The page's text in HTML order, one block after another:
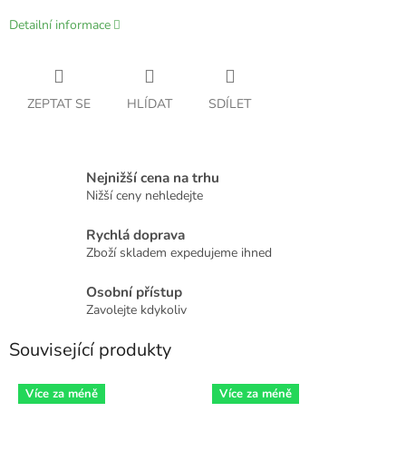
Detailní informace
ZEPTAT SE HLÍDAT SDÍLET
Nejnižší cena na trhu
Nižší ceny nehledejte
Rychlá doprava
Zboží skladem expedujeme ihned
Osobní přístup
Zavolejte kdykoliv
Související produkty
Více za méně Více za méně